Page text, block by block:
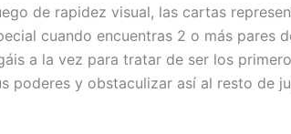
de rapidez visual, las cartas
cuando encuentras 2 o más pares
a la vez para tratar de ser los
poderes y obstaculizar así al resto de